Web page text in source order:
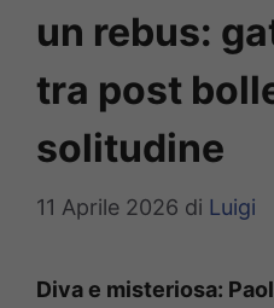
un rebus:
tra post
solitudine
11 Aprile 2026 di Luigi
Diva e misteriosa: